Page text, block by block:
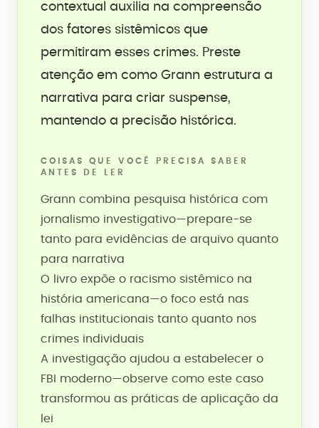
contextual auxilia na compreensão
dos fatores sistêmicos que
permitiram esses crimes. Preste
atenção em como Grann estrutura a
narrativa para criar suspense,
mantendo a precisão histórica.
COISAS QUE VOCÊ PRECISA SABER
ANTES DE LER
Grann combina pesquisa histórica com
jornalismo investigativo—prepare-se
tanto para evidências de arquivo quanto
para narrativa
O livro expõe o racismo sistêmico na
história americana—o foco está nas
falhas institucionais tanto quanto nos
crimes individuais
A investigação ajudou a estabelecer o
FBI moderno—observe como este caso
transformou as práticas de aplicação da
lei